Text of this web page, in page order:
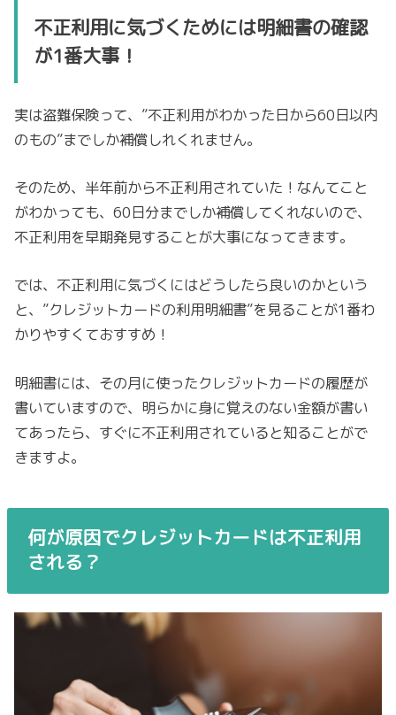
不正利用に気づくためには明細書の確認
が1番大事！
実は盗難保険って、”不正利用がわかった日から60日以内
のもの”までしか補償しれくれません。
そのため、半年前から不正利用されていた！なんてこと
がわかっても、60日分までしか補償してくれないので、
不正利用を早期発見することが大事になってきます。
では、不正利用に気づくにはどうしたら良いのかという
と、”クレジットカードの利用明細書”を見ることが1番わ
かりやすくておすすめ！
明細書には、その月に使ったクレジットカードの履歴が
書いていますので、明らかに身に覚えのない金額が書い
てあったら、すぐに不正利用されていると知ることがで
きますよ。
何が原因でクレジットカードは不正利用
される？